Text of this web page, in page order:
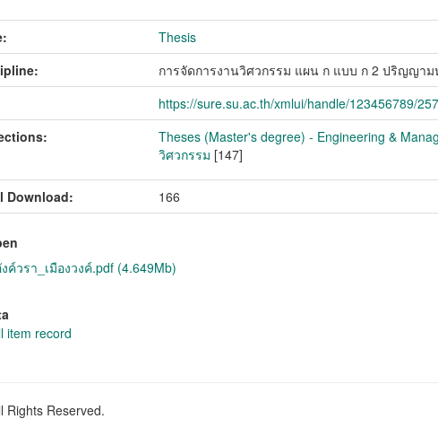
Thesis
การจัดการงานวิศวกรรม แผน ก แบบ ก 2 ปริญญา
https://sure.su.ac.th/xmlui/handle/123456789/
Theses (Master's degree) - Engineering &
วิศวกรรม [147]
Download: 166
ค์วรา_เมืองวงค์.pdf (4.649Mb)
item record
Reserved.